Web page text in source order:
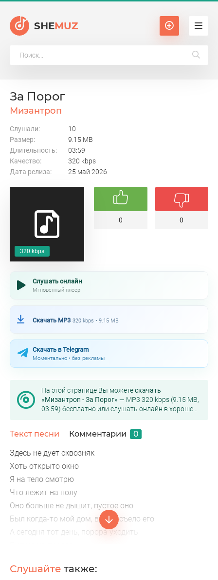
SHEMUZ
320 kbps
За Порог
Мизантроп
Слушали:
10
Размер:
9.15 MB
Длительность:
03:59
Качество:
320 kbps
Дата релиза:
25 май 2026
0 0
Слушать онлайн
Мгновенный плеер
Скачать MP3 320 kbps • 9.15 MB
Скачать в Telegram
Моментально • без рекламы
На этой странице Вы можетескачать
«Мизантроп - За Порог» — MP3 320 kbps (9.15 MB,
03:59) бесплатно или слушать онлайн в хорошем
Текст песни Комментарии 0
Здесь не дует сквозняк
Хоть открыто окно
Я на тело смотрю
Что лежит на полу
Оно больше не дышит, пустое оно
Был когда-то мой дом, время съело его
А сегодня тот день, порора уходить
Слушайте также: